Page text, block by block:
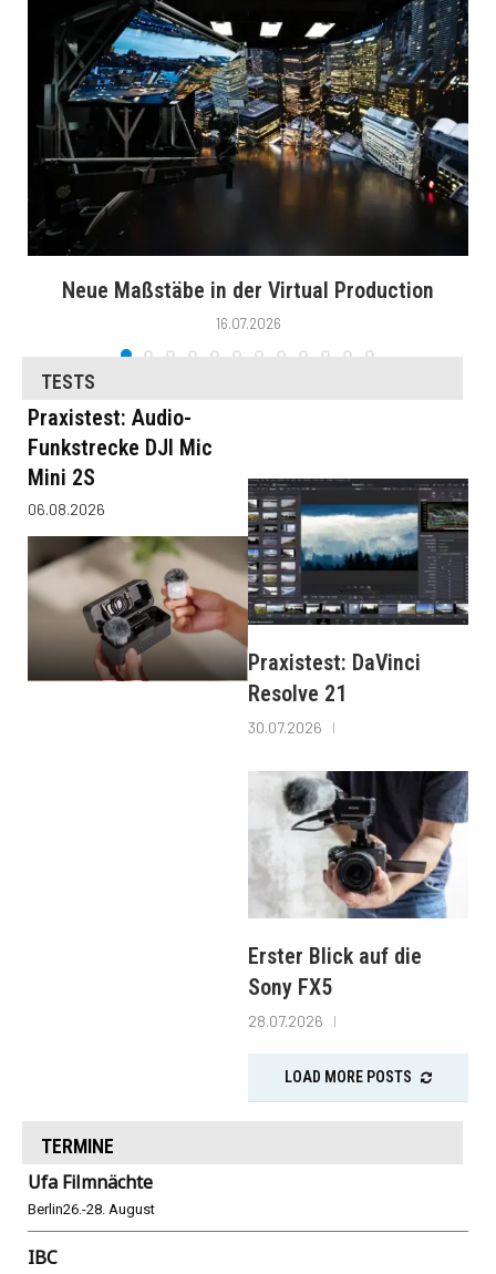
Neue Maßstäbe in der Virtual Production
16.07.2026
TESTS
Praxistest: Audio-
Funkstrecke DJI Mic
Mini 2S
06.08.2026
Praxistest: DaVinci
Resolve 21
30.07.2026
Erster Blick auf die
Sony FX5
28.07.2026
LOAD MORE POSTS
TERMINE
Ufa Filmnächte
Berlin26.-28. August
IBC